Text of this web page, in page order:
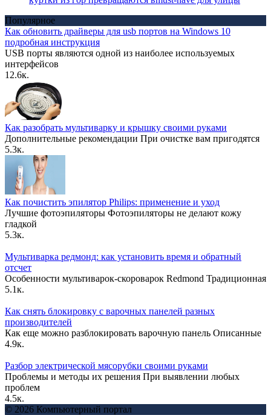
Популярное
Как обновить драйверы для usb портов на Windows 10
подробная инструкция
USB порты являются одной из наиболее используемых
интерфейсов
12.6к.
Как разобрать мультиварку и крышку своими руками
Дополнительные рекомендации При очистке вам пригодятся
5.3к.
Как почистить эпилятор Philips: применение и уход
Лучшие фотоэпиляторы Фотоэпиляторы не делают кожу
гладкой
5.3к.
Мультиварка редмонд: как установить время и обратный
отсчет
Особенности мультиварок-скороварок Redmond Традиционная
5.1к.
Как снять блокировку с варочных панелей разных
производителей
Как еще можно разблокировать варочную панель Описанные
4.9к.
Разбор электрической мясорубки своими руками
Проблемы и методы их решения При выявлении любых
проблем
4.5к.
© 2026 Компьютерный портал